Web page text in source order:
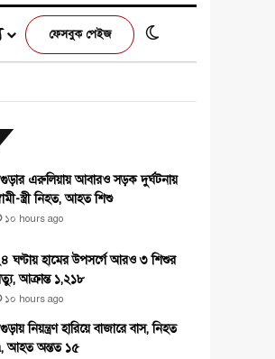
ফেসবুক পেইজ
এরুলিয়ায় আবারও সড়ক দুর্ঘটনায়
স্ত্রী নিহত, আহত শিশু
১০ hours ago
ঘণ্টায় হামের উপসর্গে আরও ৩ শিশুর
আক্রান্ত ১,২১৮
১০ hours ago
নিয়ন্ত্রণ হারিয়ে বাজারে বাস, নিহত
আহত অন্তত ১৫